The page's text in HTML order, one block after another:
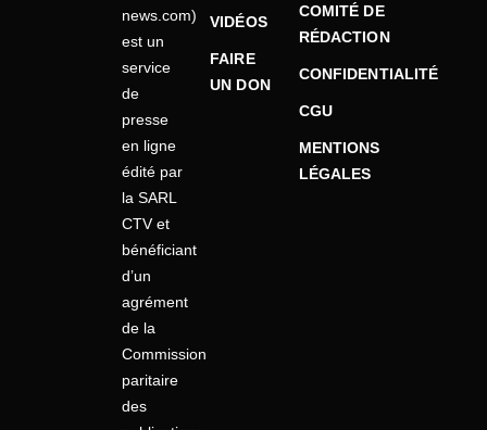
news.com)
est un
service
de
presse
en ligne
édité par
la SARL
CTV et
bénéficiant
d’un
agrément
de la
Commission
paritaire
des
VIDÉOS
FAIRE
UN DON
COMITÉ DE
RÉDACTION
CONFIDENTIALITÉ
CGU
MENTIONS
LÉGALES